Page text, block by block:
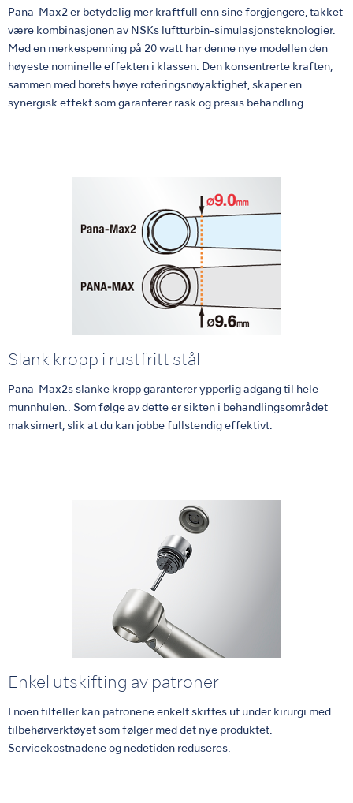
Pana-Max2 er betydelig mer kraftfull enn sine forgjengere, takket
være kombinasjonen av NSKs luftturbin-simulasjonsteknologier.
Med en merkespenning på 20 watt har denne nye modellen den
høyeste nominelle effekten i klassen. Den konsentrerte kraften,
sammen med borets høye roteringsnøyaktighet, skaper en
synergisk effekt som garanterer rask og presis behandling.
Slank kropp i rustfritt stål
Pana-Max2s slanke kropp garanterer ypperlig adgang til hele
munnhulen.. Som følge av dette er sikten i behandlingsområdet
maksimert, slik at du kan jobbe fullstendig effektivt.
Enkel utskifting av patroner
I noen tilfeller kan patronene enkelt skiftes ut under kirurgi med
tilbehørverktøyet som følger med det nye produktet.
Servicekostnadene og nedetiden reduseres.